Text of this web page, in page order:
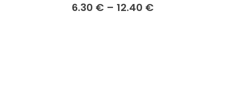
6.30 € – 12.40 €